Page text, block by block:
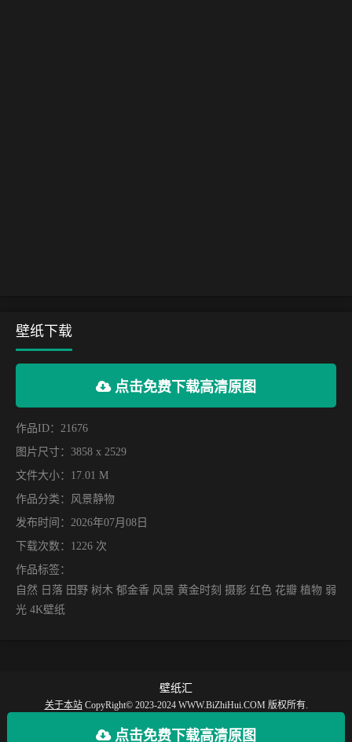
点击免费下载高清原图
壁纸下载
点击免费下载高清原图
作品ID：21676
图片尺寸：3858 x 2529
文件大小：17.01 M
作品分类： 风景静物
发布时间：2026年07月08日
下载次数：1226 次
作品标签：
自然 日落 田野 树木 郁金香 风景 黄金时刻 摄影 红色 花瓣 植物 弱
光 4K壁纸
壁纸汇
关于本站CopyRight© 2023-2024 WWW.BiZhiHui.COM 版权所有.
【壁纸汇】提供丰富的手机壁纸，电脑壁纸、动漫壁纸、电脑桌面、手机全屏壁